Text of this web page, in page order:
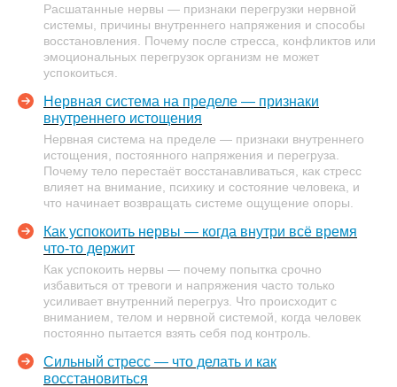
Расшатанные нервы — признаки перегрузки нервной
системы, причины внутреннего напряжения и способы
восстановления. Почему после стресса, конфликтов или
эмоциональных перегрузок организм не может
успокоиться.
Нервная система на пределе — признаки
внутреннего истощения
Нервная система на пределе — признаки внутреннего
истощения, постоянного напряжения и перегруза.
Почему тело перестаёт восстанавливаться, как стресс
влияет на внимание, психику и состояние человека, и
что начинает возвращать системе ощущение опоры.
Как успокоить нервы — когда внутри всё время
что-то держит
Как успокоить нервы — почему попытка срочно
избавиться от тревоги и напряжения часто только
усиливает внутренний перегруз. Что происходит с
вниманием, телом и нервной системой, когда человек
постоянно пытается взять себя под контроль.
Сильный стресс — что делать и как
восстановиться